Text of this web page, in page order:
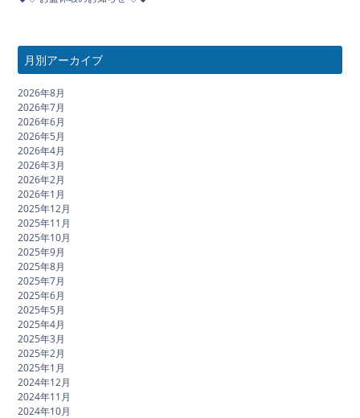
月別アーカイブ
2026年8月
2026年7月
2026年6月
2026年5月
2026年4月
2026年3月
2026年2月
2026年1月
2025年12月
2025年11月
2025年10月
2025年9月
2025年8月
2025年7月
2025年6月
2025年5月
2025年4月
2025年3月
2025年2月
2025年1月
2024年12月
2024年11月
2024年10月